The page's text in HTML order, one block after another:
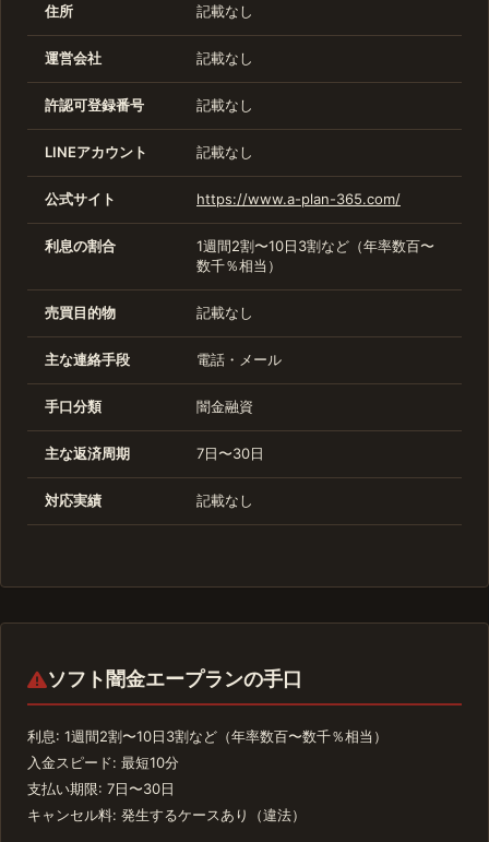
住所 記載なし
運営会社 記載なし
許認可登録番号 記載なし
LINEアカウント 記載なし
公式サイト https://www.a-plan-365.com/
利息の割合
1週間2割〜10日3割など（年率数百〜
数千％相当）
売買目的物 記載なし
主な連絡手段 電話・メール
手口分類 闇金融資
主な返済周期 7日〜30日
対応実績 記載なし
ソフト闇金エープランの手口
利息: 1週間2割〜10日3割など（年率数百〜数千％相当）
入金スピード: 最短10分
支払い期限: 7日〜30日
キャンセル料: 発生するケースあり（違法）